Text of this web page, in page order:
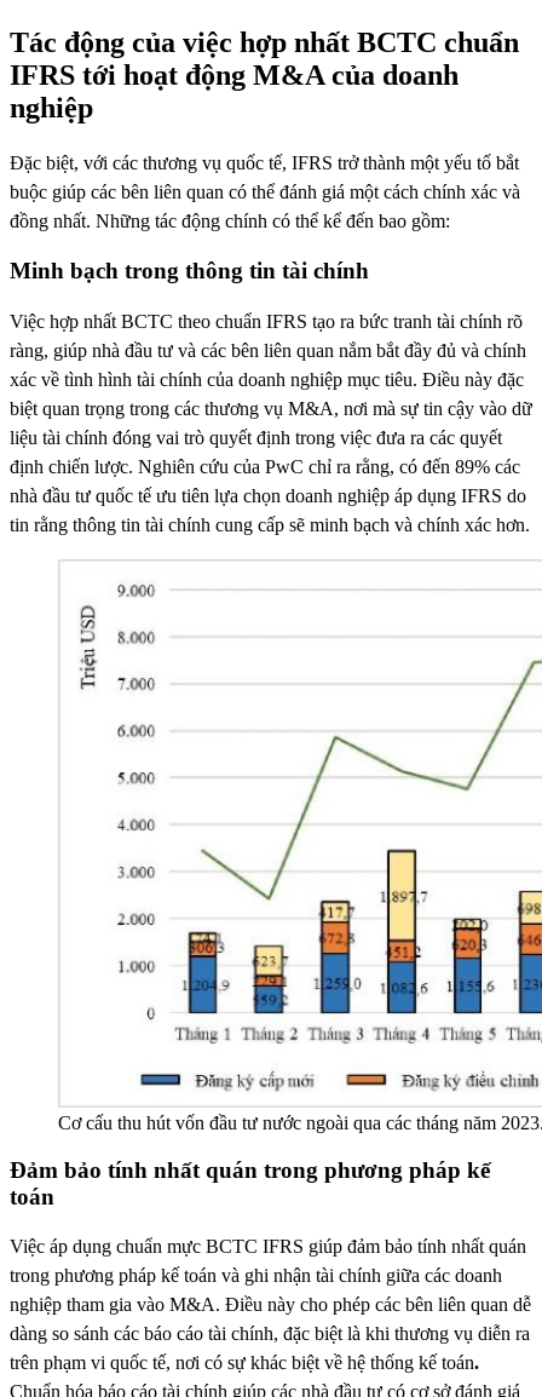
Tác động của việc hợp nhất BCTC chuẩn
IFRS tới hoạt động M&A của doanh
nghiệp
Đặc biệt, với các thương vụ quốc tế, IFRS trở thành một yếu tố bắt
buộc giúp các bên liên quan có thể đánh giá một cách chính xác và
đồng nhất. Những tác động chính có thể kể đến bao gồm:
Minh bạch trong thông tin tài chính
Việc hợp nhất BCTC theo chuẩn IFRS tạo ra bức tranh tài chính rõ
ràng, giúp nhà đầu tư và các bên liên quan nắm bắt đầy đủ và chính
xác về tình hình tài chính của doanh nghiệp mục tiêu. Điều này đặc
biệt quan trọng trong các thương vụ M&A, nơi mà sự tin cậy vào dữ
liệu tài chính đóng vai trò quyết định trong việc đưa ra các quyết
định chiến lược. Nghiên cứu của PwC chỉ ra rằng, có đến 89% các
nhà đầu tư quốc tế ưu tiên lựa chọn doanh nghiệp áp dụng IFRS do
tin rằng thông tin tài chính cung cấp sẽ minh bạch và chính xác hơn.
Cơ cấu thu hút vốn đầu tư nước ngoài qua các tháng năm
Đảm bảo tính nhất quán trong phương pháp kế
toán
Việc áp dụng chuẩn mực BCTC IFRS giúp đảm bảo tính nhất quán
trong phương pháp kế toán và ghi nhận tài chính giữa các doanh
nghiệp tham gia vào M&A. Điều này cho phép các bên liên quan dễ
dàng so sánh các báo cáo tài chính, đặc biệt là khi thương vụ diễn ra
trên phạm vi quốc tế, nơi có sự khác biệt về hệ thống kế toán.
Chuẩn hóa báo cáo tài chính giúp các nhà đầu tư có cơ sở đánh giá